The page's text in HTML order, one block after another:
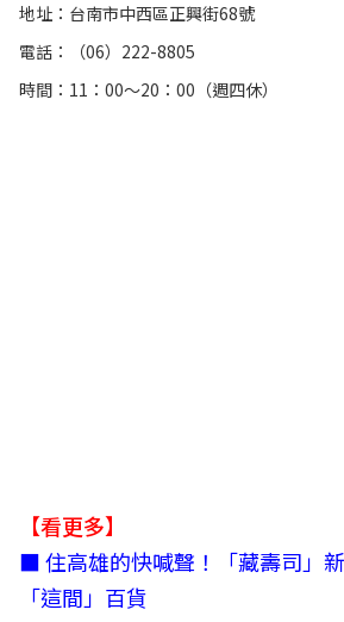
地址：台南市中西區正興街68號
電話：（06）222-8805
時間：11：00～20：00（週四休）
【看更多】
■住高雄的快喊聲！「藏壽司」
「這間」百貨